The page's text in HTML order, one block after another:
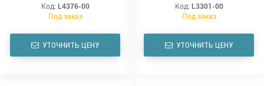
Код: L4376-00
Под заказ
УТОЧНИТЬ ЦЕНУ
Код: L3301-00
Под заказ
УТОЧНИТЬ ЦЕНУ